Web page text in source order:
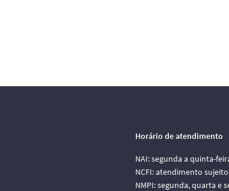
Horário de atendimento
NAI: segunda a quinta-
NCFI: atendimento
NMPI: segunda, quarta e